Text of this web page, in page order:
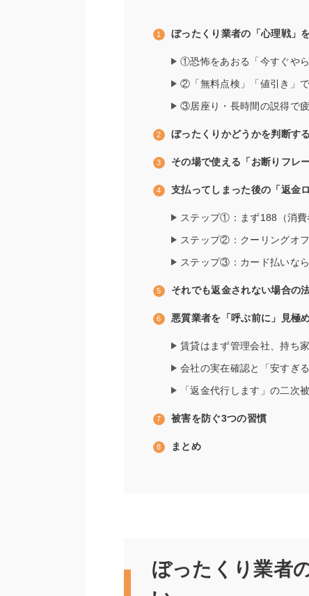
ぼったくり業者の「心理戦」
①恐怖をあおる「今すぐやら
②「無料点検」「値引き」
③居座り・長時間の説得で
ぼったくりかどうかを判断す
その場で使える「お断りフレー
支払ってしまった後の「返金
ステップ①：まず188（消
ステップ②：クーリングオ
ステップ③：カード払いな
それでも返金されない場合の
悪質業者を「呼ぶ前に」見極
賃貸はまず管理会社、持ち
会社の実在確認と「安すぎ
「返金代行します」の二次
被害を防ぐ3つの習慣
まとめ
ぼったくり業者